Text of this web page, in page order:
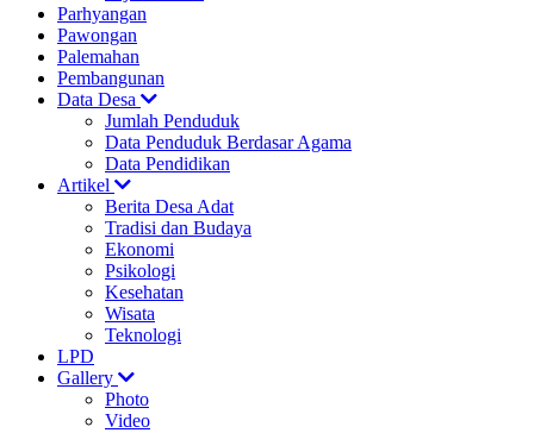
Parhyangan
Pawongan
Palemahan
Pembangunan
Data Desa
Jumlah Penduduk
Data Penduduk Berdasar Agama
Data Pendidikan
Artikel
Berita Desa Adat
Tradisi dan Budaya
Ekonomi
Psikologi
Kesehatan
Wisata
Teknologi
LPD
Gallery
Photo
Video